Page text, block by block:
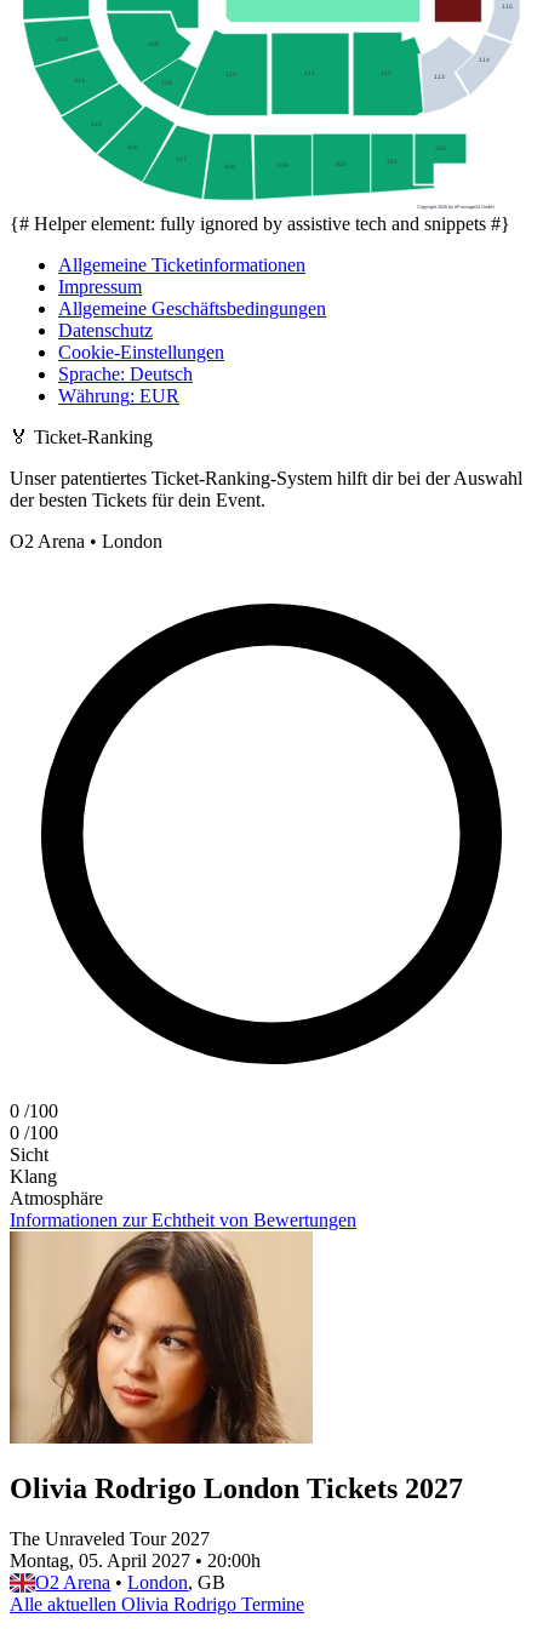
422
421
420
419
418
417
416
415
414
413
115
114
113
112
110
109
108
Copyright 2026 by ePassage24 GmbH
{# Helper element: fully ignored by assistive tech and snippets #}
Allgemeine Ticketinformationen
Impressum
Allgemeine Geschäftsbedingungen
Datenschutz
Cookie-Einstellungen
Sprache: Deutsch
Währung: EUR
🏅 Ticket-Ranking
Unser patentiertes Ticket-Ranking-System hilft dir bei der Auswahl
der besten Tickets für dein Event.
O2 Arena • London
0 /100
0 /100
Sicht
Klang
Atmosphäre
Informationen zur Echtheit von Bewertungen
Olivia Rodrigo London Tickets 2027
The Unraveled Tour 2027
Montag, 05. April 2027 • 20:00h
O2 Arena • London, GB
Alle aktuellen Olivia Rodrigo Termine